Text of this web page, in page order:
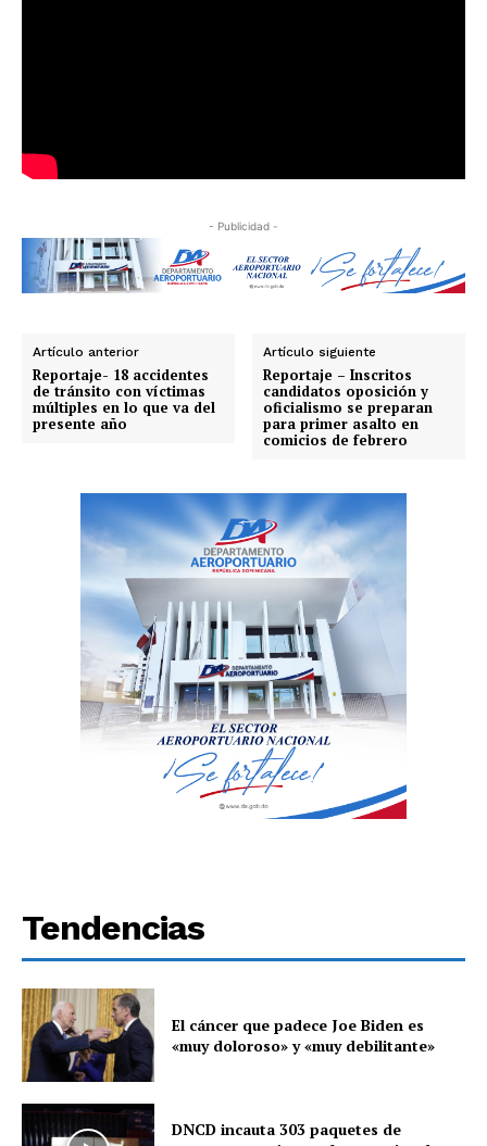
- Publicidad -
Artículo anterior
Reportaje- 18 accidentes
de tránsito con víctimas
múltiples en lo que va del
presente año
Artículo siguiente
Reportaje – Inscritos
candidatos oposición y
oficialismo se preparan
para primer asalto en
comicios de febrero
Tendencias
El cáncer que padece Joe Biden es
«muy doloroso» y «muy debilitante»
DNCD incauta 303 paquetes de